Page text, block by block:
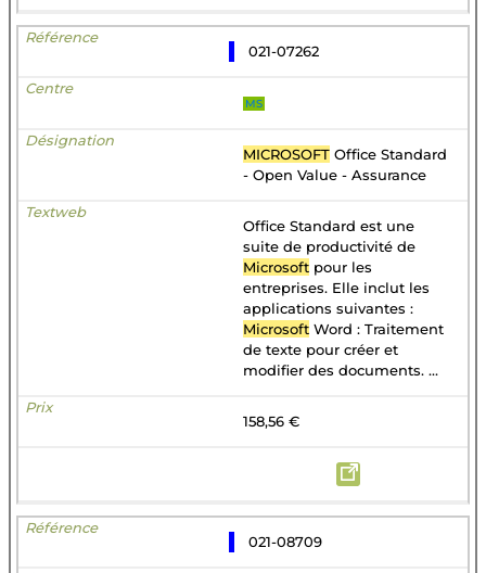
021-07262
MS
MICROSOFT Office Standard
- Open Value - Assurance
Office Standard est une
suite de productivité de
Microsoft pour les
entreprises. Elle inclut les
applications suivantes :
Microsoft Word : Traitement
de texte pour créer et
modifier des documents. ...
158,56 €
021-08709